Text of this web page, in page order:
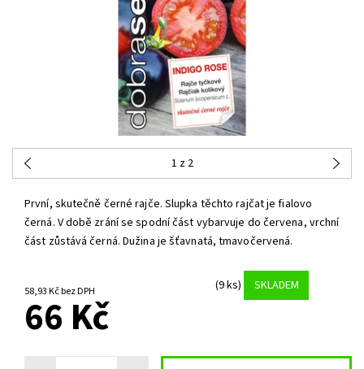
1 z 2
První, skutečně černé rajče. Slupka těchto rajčat je fialovo
černá. V době zrání se spodní část vybarvuje do červena, vrchní
část zůstává černá. Dužina je šťavnatá, tmavočervená.
58,93 Kč bez DPH (9 ks) SKLADEM
66 Kč